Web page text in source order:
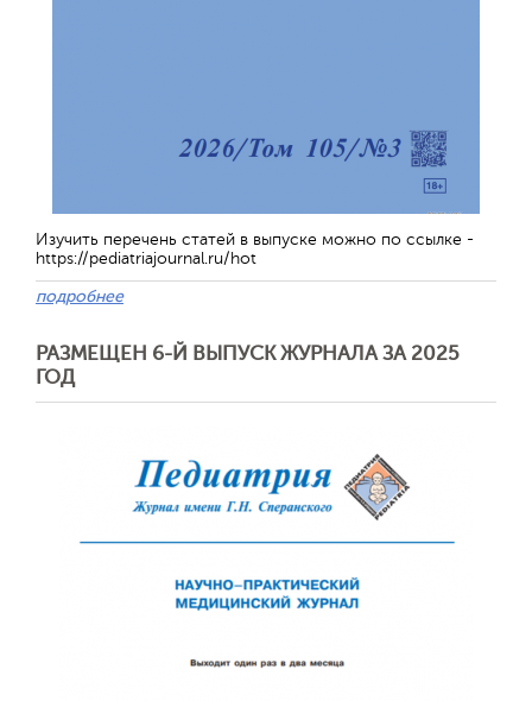
Изучить перечень статей в выпуске можно по ссылке -
https://pediatriajournal.ru/hot
подробнее
РАЗМЕЩЕН 6-Й ВЫПУСК ЖУРНАЛА ЗА 2025
ГОД
Обратная